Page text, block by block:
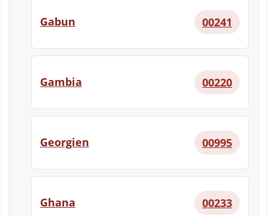
Gabun 00241
Gambia 00220
Georgien 00995
Ghana 00233